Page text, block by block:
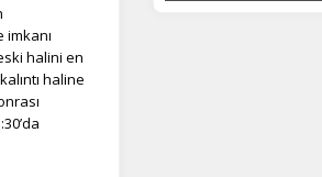
halini en
haline